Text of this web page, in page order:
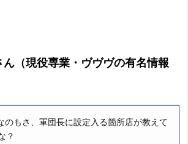
（現役専業・ヴヴヴの有名情報
のもさ、軍団長に設定入る箇所店が教えて
？